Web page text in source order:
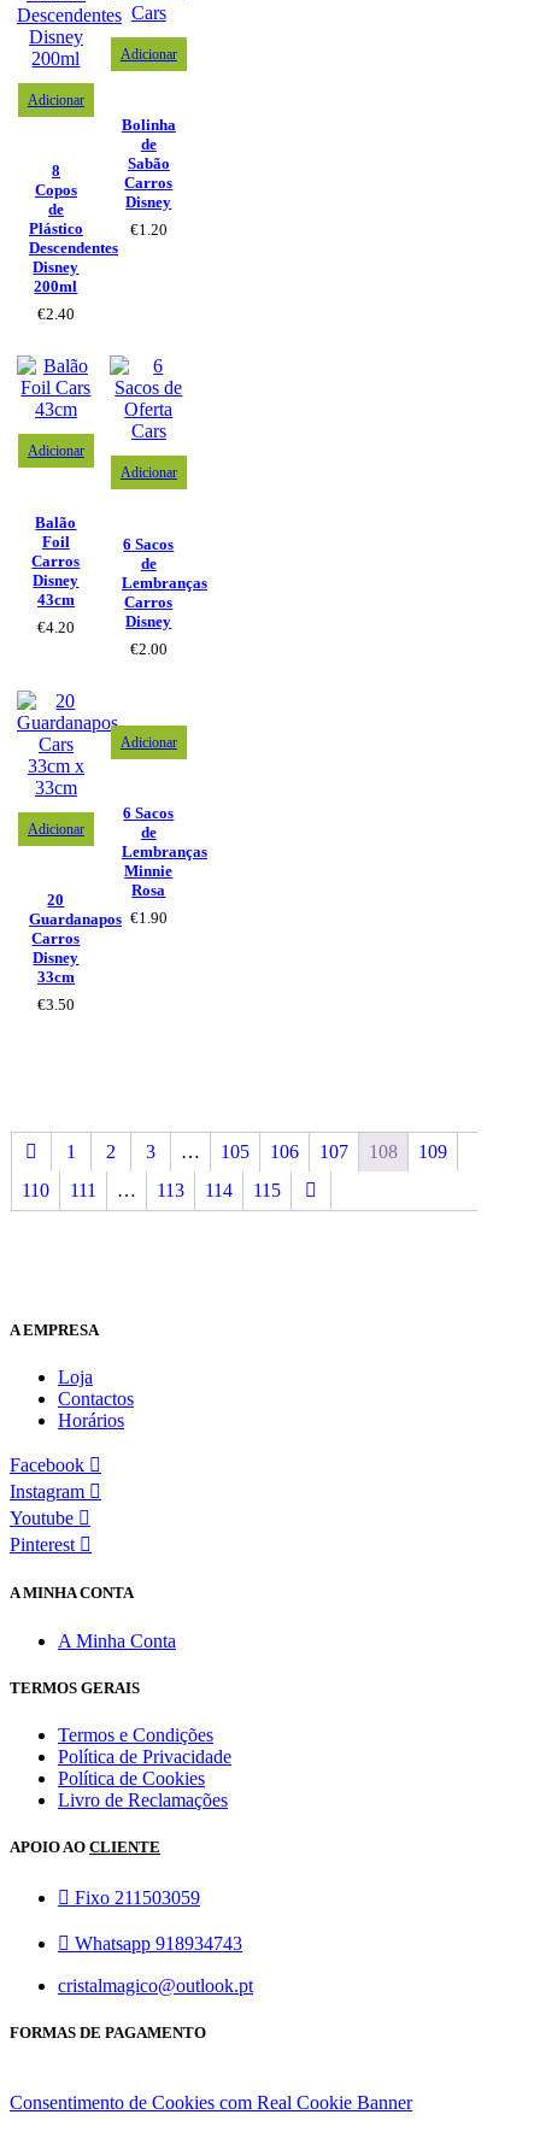
Adicionar
8
Copos
de
Plástico
Descendentes
Disney
200ml
€2.40
Adicionar
Bolinha
de
Sabão
Carros
Disney
€1.20
Adicionar
Balão
Foil
Carros
Disney
43cm
€4.20
Adicionar
6 Sacos
de
Lembranças
Carros
Disney
€2.00
Adicionar
20
Guardanapos
Carros
Disney
33cm
€3.50
Adicionar
6 Sacos
de
Lembranças
Minnie
Rosa
€1.90
1 2 3 … 105 106 107 108
109
110
111 … 113 114 115
A EMPRESA
Loja
Contactos
Horários
Facebook
Instagram
Youtube
Pinterest
A MINHA CONTA
A Minha Conta
TERMOS GERAIS
Termos e Condições
Política de Privacidade
Política de Cookies
Livro de Reclamações
APOIO AO CLIENTE
Fixo 211503059
Whatsapp 918934743
cristalmagico@outlook.pt
FORMAS DE PAGAMENTO
Consentimento de Cookies com Real Cookie Banner